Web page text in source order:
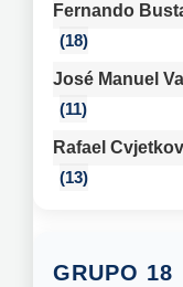
Fernando
18
José Manuel
11
Rafael
13
18